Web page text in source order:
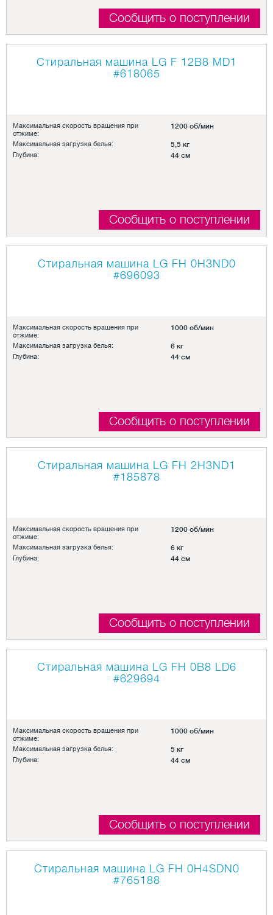
Сообщить о поступлении
Стиральная машина LG F 12B8 MD1
#618065
Максимальная скорость вращения при
отжиме:
1200 об/мин
Максимальная загрузка белья: 5,5 кг
Глубина: 44 см
Сообщить о поступлении
Стиральная машина LG FH 0H3ND0
#696093
Максимальная скорость вращения при
отжиме:
1000 об/мин
Максимальная загрузка белья: 6 кг
Глубина: 44 см
Сообщить о поступлении
Стиральная машина LG FH 2H3ND1
#185878
Максимальная скорость вращения при
отжиме:
1200 об/мин
Максимальная загрузка белья: 6 кг
Глубина: 44 см
Сообщить о поступлении
Стиральная машина LG FH 0B8 LD6
#629694
Максимальная скорость вращения при
отжиме:
1000 об/мин
Максимальная загрузка белья: 5 кг
Глубина: 44 см
Сообщить о поступлении
Стиральная машина LG FH 0H4SDN0
#765188